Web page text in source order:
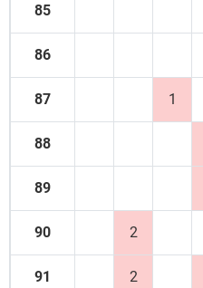
85
86
87 1
88
89
90 2
91 2